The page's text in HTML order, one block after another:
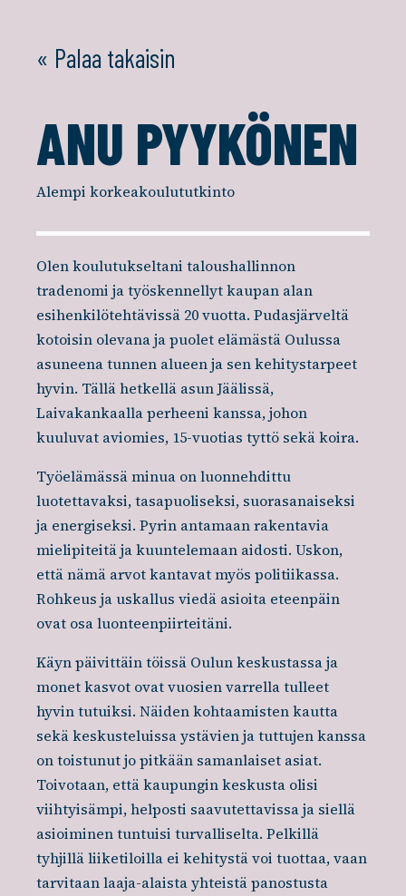
« Palaa takaisin
ANU PYYKÖNEN
Alempi korkeakoulututkinto
Olen koulutukseltani taloushallinnon
tradenomi ja työskennellyt kaupan alan
esihenkilötehtävissä 20 vuotta. Pudasjärveltä
kotoisin olevana ja puolet elämästä Oulussa
asuneena tunnen alueen ja sen kehitystarpeet
hyvin. Tällä hetkellä asun Jäälissä,
Laivakankaalla perheeni kanssa, johon
kuuluvat aviomies, 15-vuotias tyttö sekä koira.
Työelämässä minua on luonnehdittu
luotettavaksi, tasapuoliseksi, suorasanaiseksi
ja energiseksi. Pyrin antamaan rakentavia
mielipiteitä ja kuuntelemaan aidosti. Uskon,
että nämä arvot kantavat myös politiikassa.
Rohkeus ja uskallus viedä asioita eteenpäin
ovat osa luonteenpiirteitäni.
Käyn päivittäin töissä Oulun keskustassa ja
monet kasvot ovat vuosien varrella tulleet
hyvin tutuiksi. Näiden kohtaamisten kautta
sekä keskusteluissa ystävien ja tuttujen kanssa
on toistunut jo pitkään samanlaiset asiat.
Toivotaan, että kaupungin keskusta olisi
viihtyisämpi, helposti saavutettavissa ja siellä
asioiminen tuntuisi turvalliselta. Pelkillä
tyhjillä liiketiloilla ei kehitystä voi tuottaa, vaan
tarvitaan laaja-alaista yhteistä panostusta